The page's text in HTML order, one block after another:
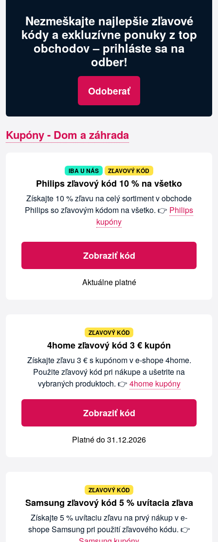
Nezmeškajte najlepšie zľavové
kódy a exkluzívne ponuky z top
obchodov – prihláste sa na
odber!
Odoberať
Kupóny - Dom a záhrada
IBA U NÁS ZĽAVOVÝ KÓD
Philips zľavový kód 10 % na všetko
Získajte 10 % zľavu na celý sortiment v obchode
Philips so zľavovým kódom na všetko. 👉 Philips
kupóny
Zobraziť kód
Aktuálne platné
ZĽAVOVÝ KÓD
4home zľavový kód 3 € kupón
Získajte zľavu 3 € s kupónom v e-shope 4home.
Použite zľavový kód pri nákupe a ušetrite na
vybraných produktoch. 👉 4home kupóny
Zobraziť kód
Platné do 31.12.2026
ZĽAVOVÝ KÓD
Samsung zľavový kód 5 % uvítacia zľava
Získajte 5 % uvítaciu zľavu na prvý nákup v e-
shope Samsung pri použití zľavového kódu. 👉